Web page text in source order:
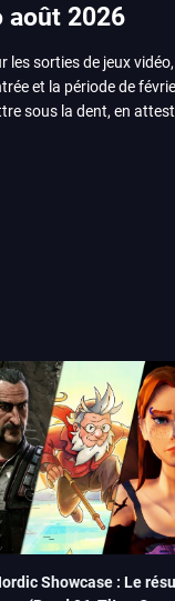
août 2026
sorties de jeux vidéo,
et la période de
sous la dent, en
que Game Freak sait
de Gamescom,
au mois de juin. Vous
Showcase : Le